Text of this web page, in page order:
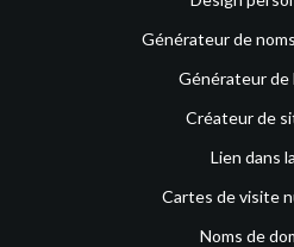
Générateur de
Générateur de
Créateur de
Lien dans
Cartes de visite
Noms de